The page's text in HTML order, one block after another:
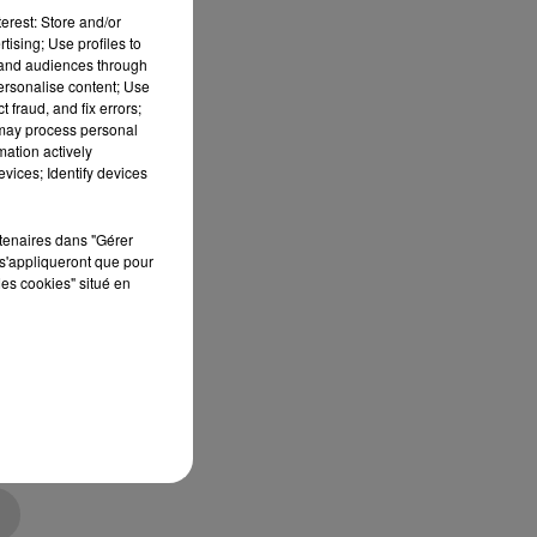
Store and/or
Use profiles to
audiences through
content; Use
fraud, and fix errors;
process personal
actively
Identify devices
dans "Gérer
que pour
cookies" situé en